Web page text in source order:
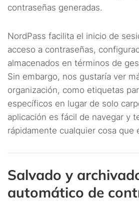
contraseñas generadas.
NordPass facilita el inicio de
acceso a contraseñas,
almacenados en términos de
Sin embargo, nos gustaría ver
organización, como etiquetas
específicos en lugar de solo
aplicación es fácil de navegar y
rápidamente cualquier cosa que
Salvado y
automático de